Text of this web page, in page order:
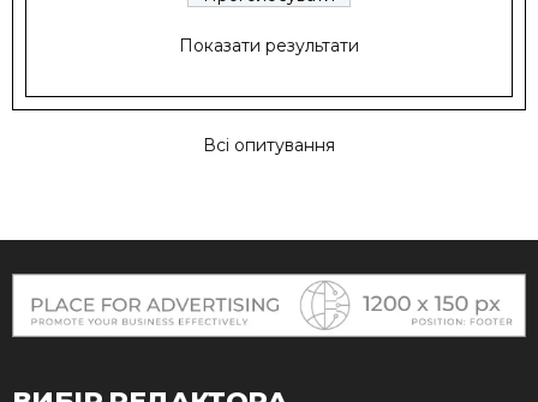
Показати результати
Всі опитування